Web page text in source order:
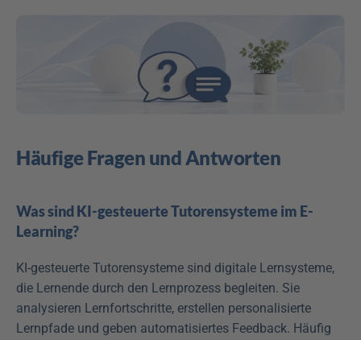
Häufige Fragen und Antworten
Was sind KI-gesteuerte Tutorensysteme im E-
Learning?
KI-gesteuerte Tutorensysteme sind digitale Lernsysteme,
die Lernende durch den Lernprozess begleiten. Sie
analysieren Lernfortschritte, erstellen personalisierte
Lernpfade und geben automatisiertes Feedback. Häufig